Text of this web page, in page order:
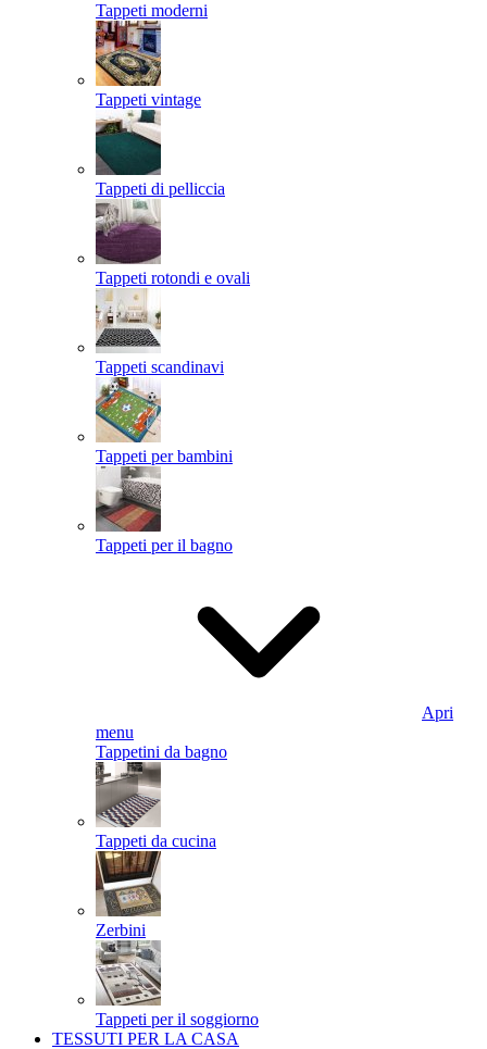
Tappeti moderni
Tappeti vintage
Tappeti di pelliccia
Tappeti rotondi e ovali
Tappeti scandinavi
Tappeti per bambini
Tappeti per il bagno
Apri
menu
Tappetini da bagno
Tappeti da cucina
Zerbini
Tappeti per il soggiorno
TESSUTI PER LA CASA